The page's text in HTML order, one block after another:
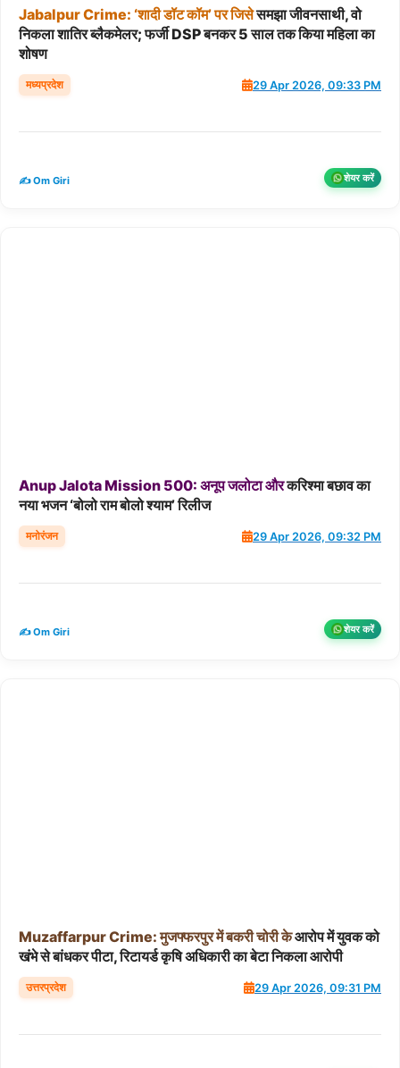
JabalpurCrime: ‘शादीडॉटकॉम’परजिसेसमझा जीवनसाथी, वो
निकला शातिर ब्लैकमेलर; फर्जी DSP बनकर 5 साल तक किया महिला का
शोषण
मध्यप्रदेश 29 Apr 2026, 09:33 PM
✍️ Om Giri शेयर करें
AnupJalotaMission 500: अनूपजलोटाऔरकरिश्मा बछाव का
नया भजन ‘बोलो राम बोलो श्याम’ रिलीज
मनोरंजन 29 Apr 2026, 09:32 PM
✍️ Om Giri शेयर करें
MuzaffarpurCrime: मुजफ्फरपुरमेंबकरीचोरीकेआरोप में युवक को
खंभे से बांधकर पीटा, रिटायर्ड कृषि अधिकारी का बेटा निकला आरोपी
उत्तरप्रदेश 29 Apr 2026, 09:31 PM